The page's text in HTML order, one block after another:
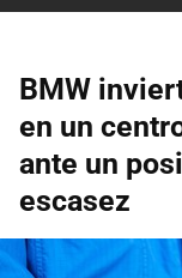
BMW
en un
ante un
escasez